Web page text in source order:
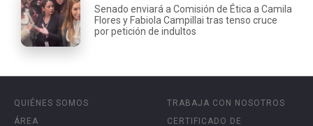
Senado enviará a Comisión de Ética a Camila
Flores y Fabiola Campillai tras tenso cruce
por petición de indultos
QUIÉNES SOMOS
ÁREA
TRABAJA CON NOSOTROS
CERTIFICADO DE